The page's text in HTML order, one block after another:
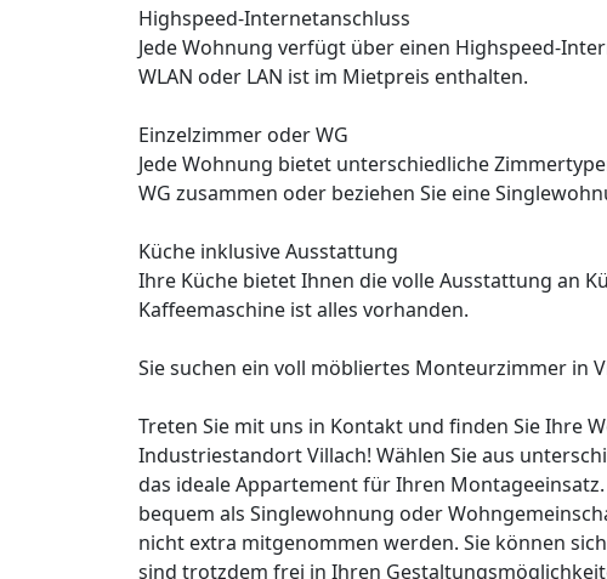
Highspeed-Internetanschluss
Jede Wohnung verfügt über einen Highspeed-
WLAN oder LAN ist im Mietpreis enthalten.
Einzelzimmer oder WG
Jede Wohnung bietet unterschiedliche
WG zusammen oder beziehen Sie eine
Küche inklusive Ausstattung
Ihre Küche bietet Ihnen die volle Ausstattung an
Kaffeemaschine ist alles vorhanden.
Sie suchen ein voll möbliertes Monteurzimmer in
Treten Sie mit uns in Kontakt und finden Sie Ihre
Industriestandort Villach! Wählen Sie aus
das ideale Appartement für Ihren
bequem als Singlewohnung oder
nicht extra mitgenommen werden. Sie können
sind trotzdem frei in Ihren